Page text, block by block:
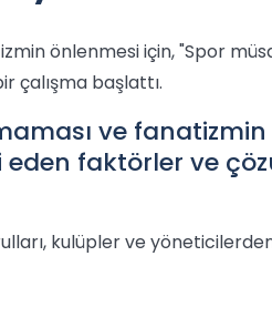
önlenmesi için, "Spor
çalışma başlattı.
ve
faktörler ve
kulüpler ve